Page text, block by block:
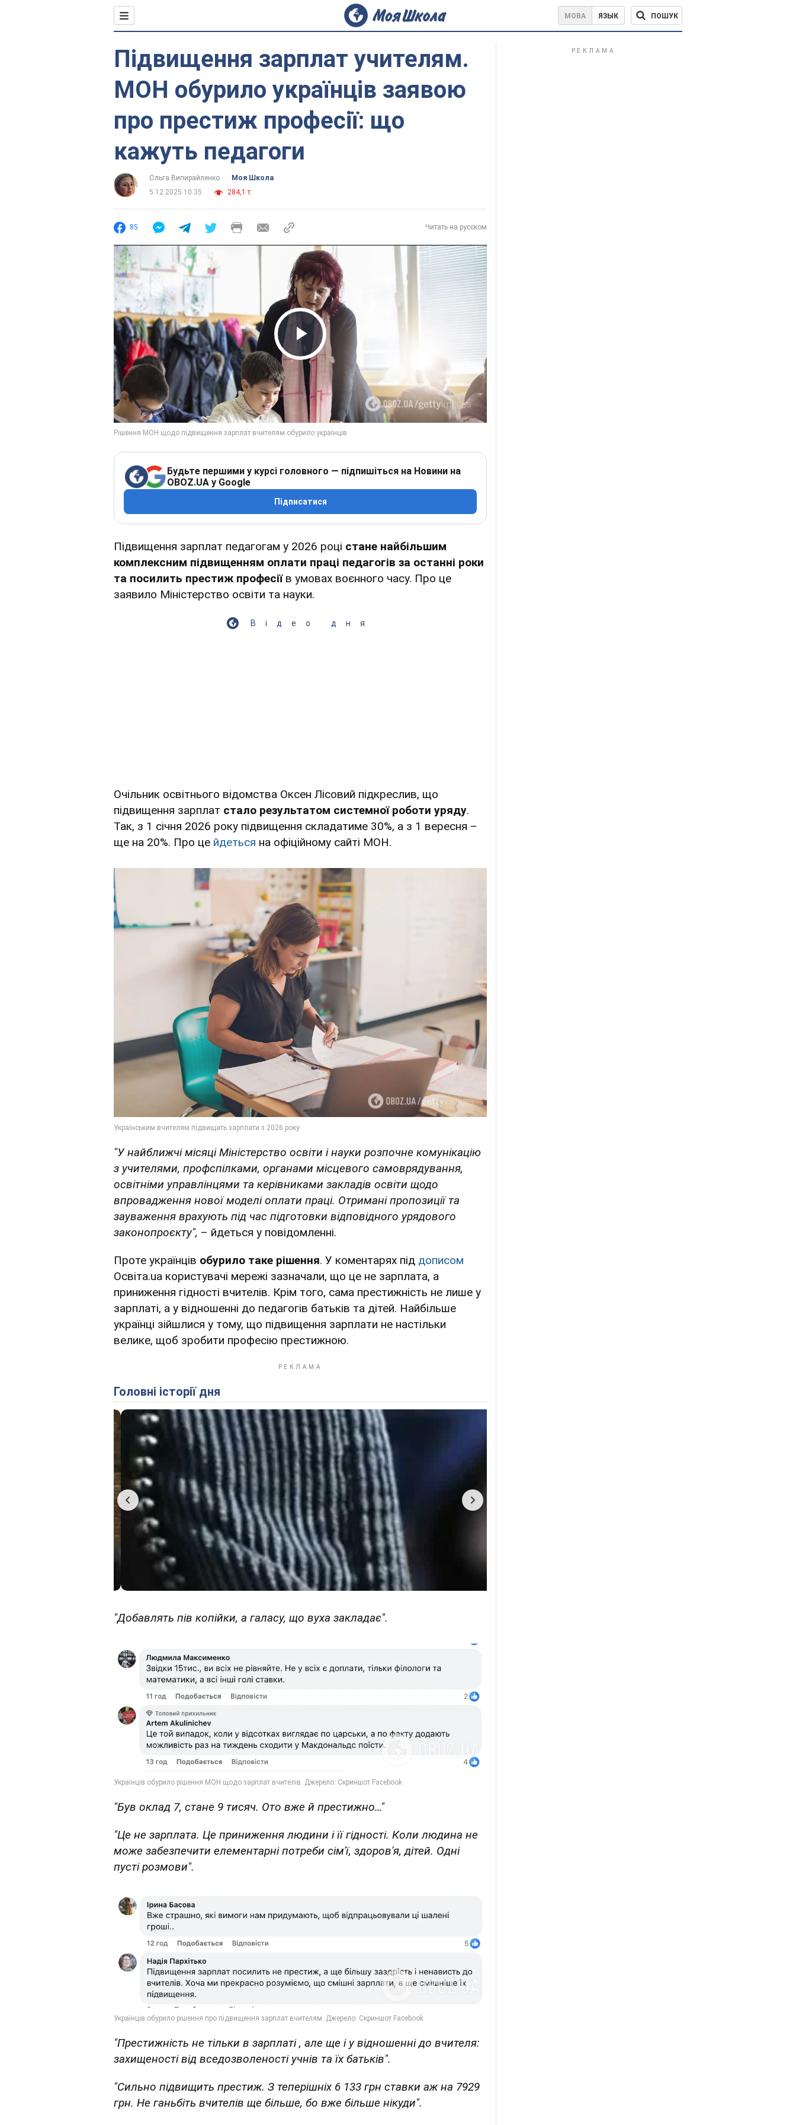
МОВА ЯЗЫК ПОШУК
Підвищення зарплат учителям.
МОН обурило українців заявою
про престиж професії: що
кажуть педагоги
Ольга Випирайленко
Моя Школа
5.12.2025 10:35
284,1 т.
85 Читать на русском
Play Video
Будьте першими у курсі головного — підпишіться на Новини на
OBOZ.UA у Google
Підписатися
Підвищення зарплат педагогам у 2026 році стане найбільшим
комплексним підвищенням оплати праці педагогів за останні роки
та посилить престиж професії в умовах воєнного часу. Про це
заявило Міністерство освіти та науки.
Відео дня
Очільник освітнього відомства Оксен Лісовий підкреслив, що
підвищення зарплат стало результатом системної роботи уряду.
Так, з 1 січня 2026 року підвищення складатиме 30%, а з 1 вересня –
ще на 20%. Про це йдеться на офіційному сайті МОН.
"У найближчі місяці Міністерство освіти і науки розпочне комунікацію
з учителями, профспілками, органами місцевого самоврядування,
освітніми управлінцями та керівниками закладів освіти щодо
впровадження нової моделі оплати праці. Отримані пропозиції та
зауваження врахують під час підготовки відповідного урядового
законопроєкту", – йдеться у повідомленні.
Проте українців обурило таке рішення. У коментарях під дописом
Освіта.ua користувачі мережі зазначали, що це не зарплата, а
приниження гідності вчителів. Крім того, сама престижність не лише у
зарплаті, а у відношенні до педагогів батьків та дітей. Найбільше
українці зійшлися у тому, що підвищення зарплати не настільки
велике, щоб зробити професію престижною.
Головні історії дня
"Добавлять пів копійки, а галасу, що вуха закладає".
"Був оклад 7, стане 9 тисяч. Ото вже й престижно…"
"Це не зарплата. Це приниження людини і її гідності. Коли людина не
може забезпечити елементарні потреби сім'ї, здоров'я, дітей. Одні
пусті розмови".
"Престижність не тільки в зарплаті , але ще і у відношенні до вчителя:
захищеності від вседозволеності учнів та їх батьків".
"Сильно підвищить престиж. З теперішніх 6 133 грн ставки аж на 7929
грн. Не ганьбіть вчителів ще більше, бо вже більше нікуди".